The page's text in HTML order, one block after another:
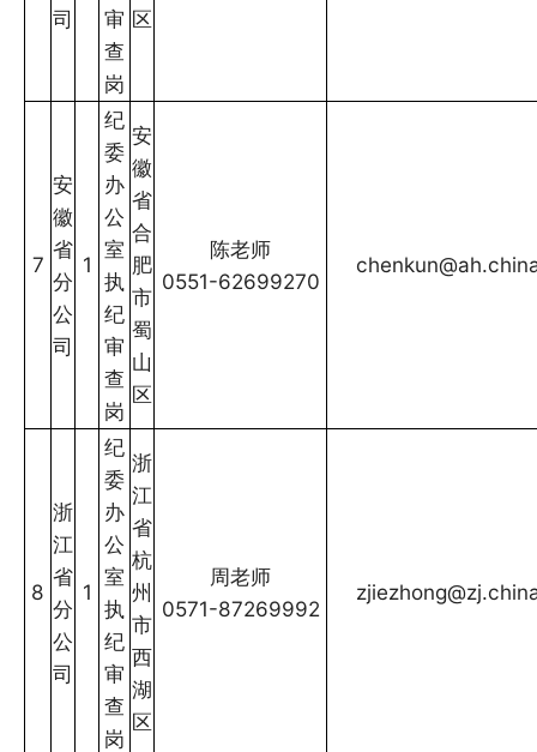
司
审
查
岗
区
7
安
徽
省
分
公
司
1
纪
委
办
公
室
执
纪
审
查
岗
安
徽
省
合
肥
市
蜀
山
区
陈老师
0551-62699270
8
浙
江
省
分
公
司
1
纪
委
办
公
室
执
纪
审
查
岗
浙
江
省
杭
州
市
西
湖
区
周老师
0571-87269992